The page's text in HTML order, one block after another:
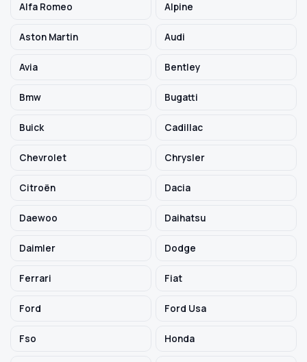
Szukaj pasujących części
Alfa Romeo Alpine
Aston Martin Audi
Avia Bentley
Bmw Bugatti
Buick Cadillac
Chevrolet Chrysler
Citroën Dacia
Daewoo Daihatsu
Daimler Dodge
Ferrari Fiat
Ford Ford Usa
Fso Honda